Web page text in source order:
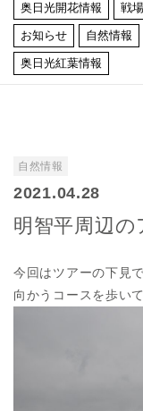
奥日光開花情報 戦
お知らせ 自然情報
奥日光紅葉情報
自然情報
2021.04.28
明智平周辺
今回はツアーの下見
向かうコースを歩い